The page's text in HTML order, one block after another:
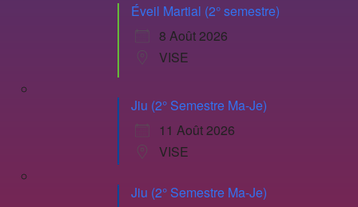
Éveil Martial (2° semestre)
8 Août 2026
VISE
Jiu (2° Semestre Ma-Je)
11 Août 2026
VISE
Jiu (2° Semestre Ma-Je)